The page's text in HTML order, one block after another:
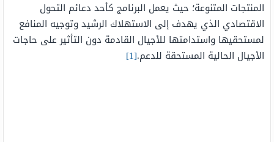
المنتجات المتنوعة؛ حيث يعمل البرنامج كأحد دعائم التحول
الاقتصادي الذي يهدف إلى الاستهلاك الرشيد وتوجيه المنافع
لمستحقيها واستدامتها للأجيال القادمة دون التأثير على حاجات
الأجيال الحالية المستحقة للدعم.[1]